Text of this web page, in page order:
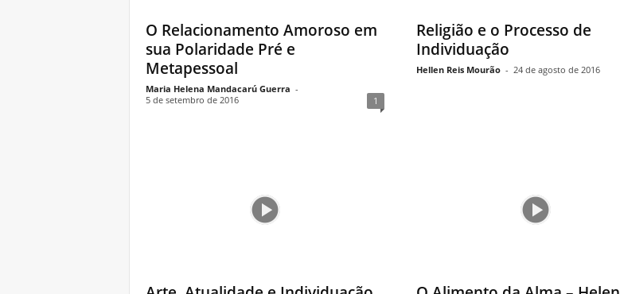
O Relacionamento Amoroso em
sua Polaridade Pré e
Metapessoal
Maria Helena Mandacarú Guerra -
5 de setembro de 2016
1
Religião e o Processo de
Individuação
Hellen Reis Mourão - 24 de agosto de 2016